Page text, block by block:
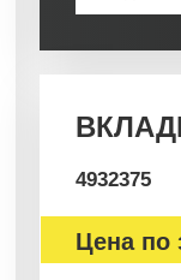
4932375
Цена по